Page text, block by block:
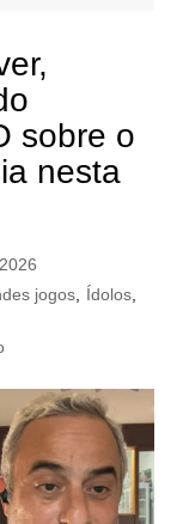
sobre o
nesta
jogos, Ídolos,